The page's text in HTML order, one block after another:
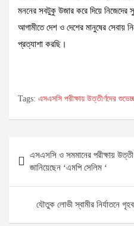
মননের সবটুকু উজার করে দিয়ে নিজেদের
আগামীতে দেশ ও দেশের মানুষের
প্রত্যাশা করছি।
Tags: এসএসসি পরীক্ষায় উত্তীর্ণদের
navigation
এসএসসি ও সমমানের পরীক্ষায়
জানিয়েছেন ‘এমপি সেলিম ‘
যৌতুক লোভী স্বামীর নির্যাতনে